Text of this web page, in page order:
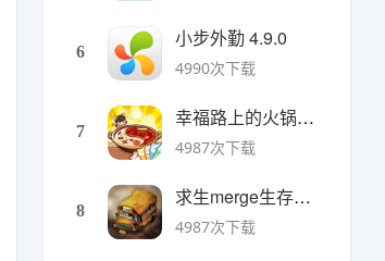
6
小步外勤 4.9.0
4990次下载
7
幸福路上的火锅店官方版 v5.3.5安卓版
4987次下载
8
求生merge生存之地手机版 v1.48.0安卓版
4987次下载